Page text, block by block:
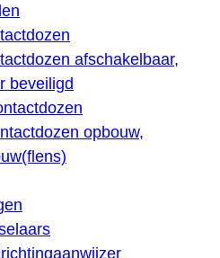
afschakelbaar,
beveiligd
opbouw,